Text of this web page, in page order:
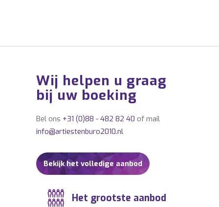
Wij helpen u graag
bij uw boeking
Bel ons +31 (0)88 - 482 82 40 of mail
info@artiestenburo2010.nl
Bekijk het volledige aanbod
Het grootste aanbod